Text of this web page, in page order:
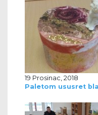
19 Prosinac, 2018
Paletom ususret